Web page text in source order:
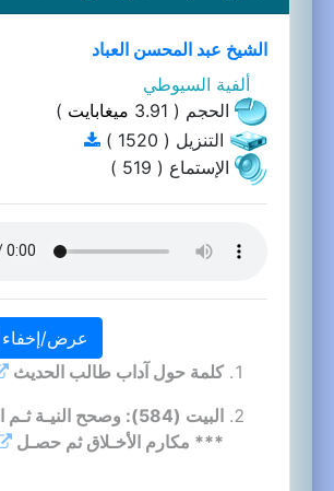
الشيخ عبد المحسن العباد
ألفية السيوطي
الحجم ( 3.91
ميغابايت )
التنزيل ( 1520 )
الإستماع ( 519 )
عرض/إخفاء
كلمة حول آداب طالب الحديث
البيت (584): وصحح النيـة
*** مكارم الأخـلاق ثم حصـل